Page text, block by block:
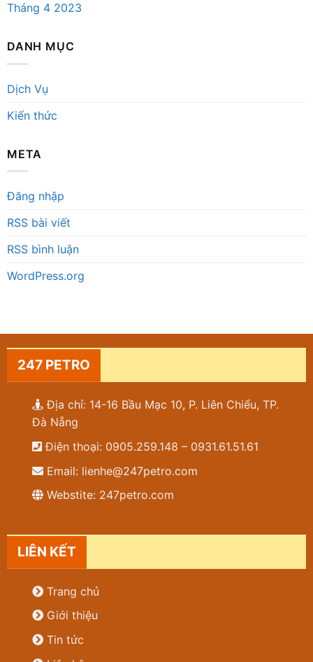
Tháng 4 2023
DANH MỤC
Dịch Vụ
Kiến thức
META
Đăng nhập
RSS bài viết
RSS bình luận
WordPress.org
247 PETRO
Địa chỉ: 14-16 Bầu Mạc 10, P. Liên Chiểu, TP.
Đà Nẵng
Điện thoại: 0905.259.148 – 0931.61.51.61
Email: lienhe@247petro.com
Webstite: 247petro.com
LIÊN KẾT
Trang chủ
Giới thiệu
Tin tức